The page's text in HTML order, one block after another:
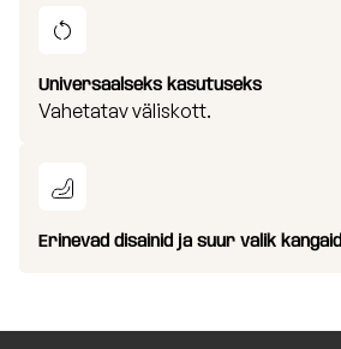
Universaalseks kasutuseks
Vahetatav väliskott.
Erinevad disainid ja suur valik kangaid